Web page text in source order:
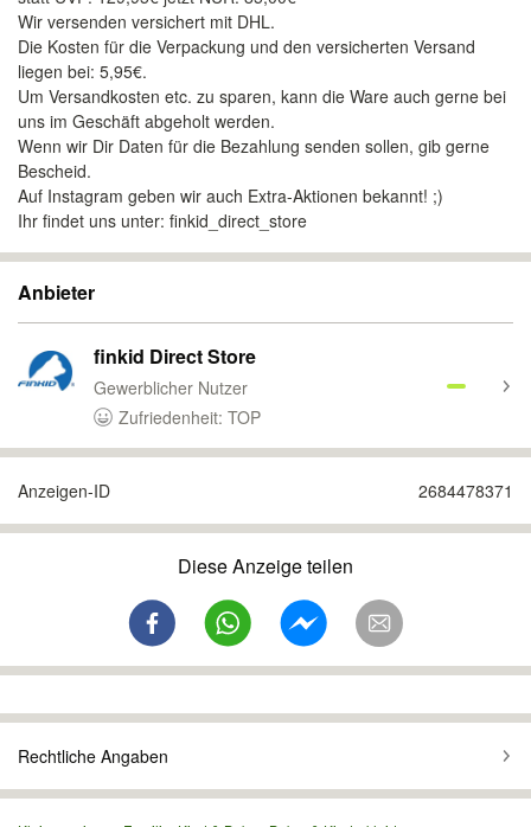
Wir versenden versichert mit DHL.
Die Kosten für die Verpackung und den versicherten Versand
liegen bei: 5,95€.
Um Versandkosten etc. zu sparen, kann die Ware auch gerne bei
uns im Geschäft abgeholt werden.
Wenn wir Dir Daten für die Bezahlung senden sollen, gib gerne
Bescheid.
Auf Instagram geben wir auch Extra-Aktionen bekannt! ;)
Ihr findet uns unter: finkid_direct_store
Anbieter
finkid Direct Store
Gewerblicher Nutzer
Zufriedenheit: TOP
Anzeigen-ID 2684478371
Diese Anzeige teilen
Rechtliche Angaben